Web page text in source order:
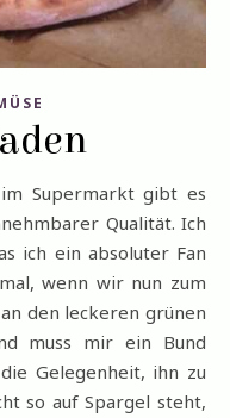
Qualität. Ich
ich ein absoluter Fan
wenn wir nun zum
den leckeren grünen
muss mir ein Bund
Gelegenheit, ihn zu
so auf Spargel steht,